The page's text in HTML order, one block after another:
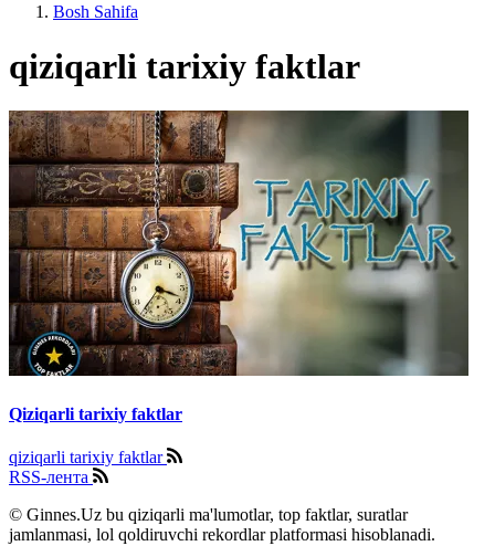
Bosh Sahifa
qiziqarli tarixiy faktlar
Qiziqarli tarixiy faktlar
qiziqarli tarixiy faktlar
RSS-лента
© Ginnes.Uz bu qiziqarli ma'lumotlar, top faktlar, suratlar
jamlanmasi, lol qoldiruvchi rekordlar platformasi hisoblanadi.